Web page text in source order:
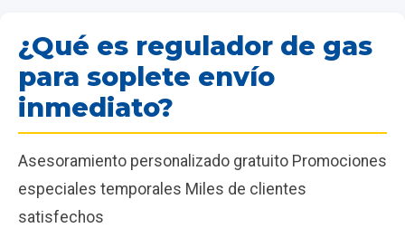
¿Qué es regulador de gas
para soplete envío
inmediato?
Asesoramiento personalizado gratuito Promociones
especiales temporales Miles de clientes
satisfechos